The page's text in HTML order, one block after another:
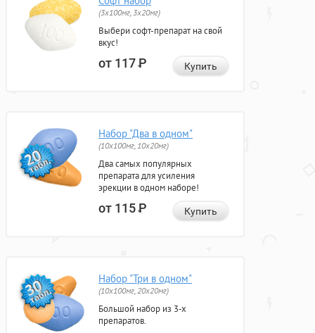
(3x100мг, 3x20мг)
Выбери софт-препарат на свой
вкус!
от 117Р Купить
Набор "Два в одном"
(10x100мг, 10x20мг)
Два самых популярных
препарата для усиления
эрекции в одном наборе!
от 115Р Купить
Набор "Три в одном"
(10x100мг, 20x20мг)
Большой набор из 3-х
препаратов.